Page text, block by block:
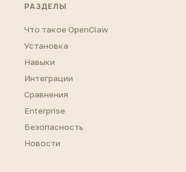
РАЗДЕЛЫ
Что такое OpenClaw
Установка
Навыки
Интеграции
Сравнения
Enterprise
Безопасность
Новости